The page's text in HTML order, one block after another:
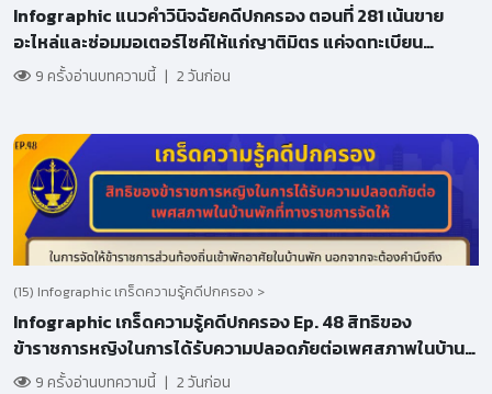
Infographic แนวคำวินิจฉัยคดีปกครอง ตอนที่ 281 เน้นขาย
อะไหล่และซ่อมมอเตอร์ไซค์ให้แก่ญาติมิตร แค่จดทะเบียน
พาณิชย์เพียงพอหรือไม่?
9 ครั้งอ่านบทความนี้ | 2 วันก่อน
(15) Infographic เกร็ดความรู้คดีปกครอง >
Infographic เกร็ดความรู้คดีปกครอง Ep. 48 สิทธิของ
ข้าราชการหญิงในการได้รับความปลอดภัยต่อเพศสภาพในบ้าน
พักที่ทางราชการจัดให้
9 ครั้งอ่านบทความนี้ | 2 วันก่อน